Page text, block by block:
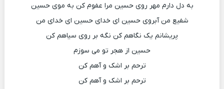
به دل دارم مهر روی حسین مرا عفوم کن به موی حسین
شفیع من آبروی حسین ای خدای حسین ای خدای من
پریشانم یک نگاهم کن نگه بر روی سیاهم کن
حسین از هجر تو می سوزم
ترحم بر اشک و آهم کن
ترحم بر اشک و آهم کن